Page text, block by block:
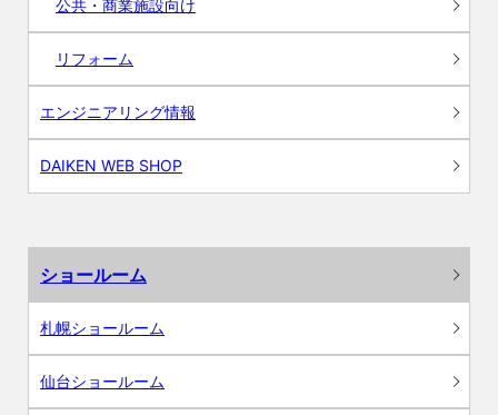
公共・商業施設向け
リフォーム
エンジニアリング情報
DAIKEN WEB SHOP
ショールーム
札幌ショールーム
仙台ショールーム